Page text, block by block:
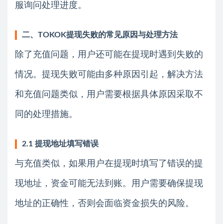
服询问处理进度。
二、TOKOK提现失败的常见原因与处理方法
除了充值问题，用户还可能在提现时遇到失败的
情况。提现失败可能由多种原因引起，解决方法
和充值问题类似，用户需要根据具体原因采取不
同的处理措施。
2.1 提现地址填写错误
与充值类似，如果用户在提现时填写了错误的提
现地址，资金可能无法到账。用户需要确保提现
地址的正确性，否则会面临资金损失的风险。